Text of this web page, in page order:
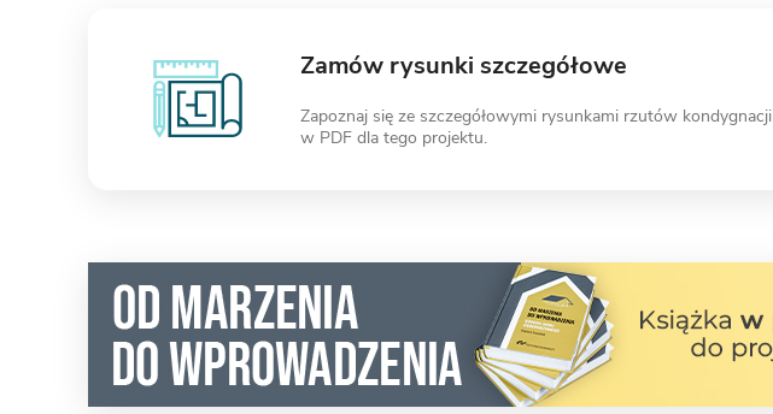
Zamów rysunki szczegółowe
Zapoznaj się ze szczegółowymi rysunkami rzutów kondygnacji
w PDF dla tego projektu.